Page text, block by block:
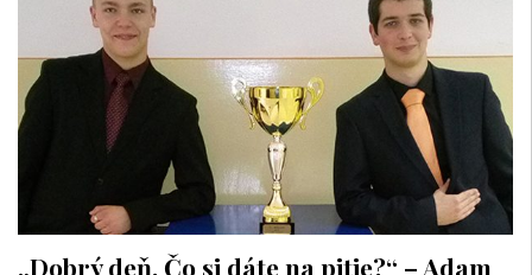
„Dobrý deň. Čo si dáte na pitie?“ – Adam